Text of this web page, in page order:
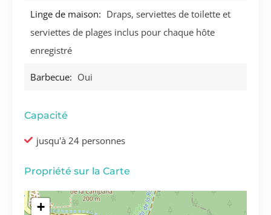
Linge de maison: Draps, serviettes de toilette et
serviettes de plages inclus pour chaque hôte
enregistré
Barbecue: Oui
Capacité
jusqu'à 24 personnes
Propriété sur la Carte
+